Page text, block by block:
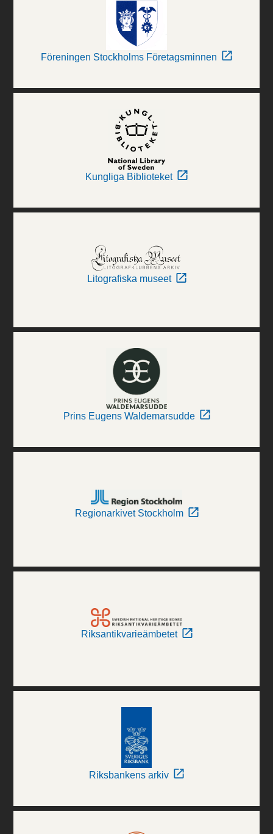
Föreningen Stockholms Företagsminnen
Kungliga Biblioteket
Litografiska museet
Prins Eugens Waldemarsudde
Regionarkivet Stockholm
Riksantikvarieämbetet
Riksbankens arkiv